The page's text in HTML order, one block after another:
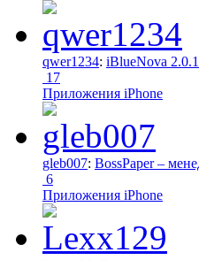
qwer1234: iBlueNova
17
Приложения iPhone
gleb007: BossPaper –
6
Приложения iPhone